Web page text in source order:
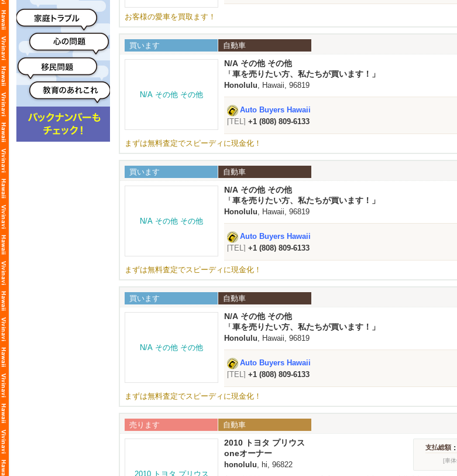
お客様の愛車を買取ます！
買います 自動車
N/A その他 その他
「車を売りたい方、私たちが買います！」
Honolulu, Hawaii, 96819
Auto Buyers Hawaii
[TEL] +1 (808) 809-6133
まずは無料査定でスピーディに現金化！
買います 自動車
N/A その他 その他
「車を売りたい方、私たちが買います！」
Honolulu, Hawaii, 96819
Auto Buyers Hawaii
[TEL] +1 (808) 809-6133
まずは無料査定でスピーディに現金化！
買います 自動車
N/A その他 その他
「車を売りたい方、私たちが買います！」
Honolulu, Hawaii, 96819
Auto Buyers Hawaii
[TEL] +1 (808) 809-6133
まずは無料査定でスピーディに現金化！
売ります 自動車
2010 トヨタ プリウス
oneオーナー
honolulu, hi, 96822
支払総額
[車